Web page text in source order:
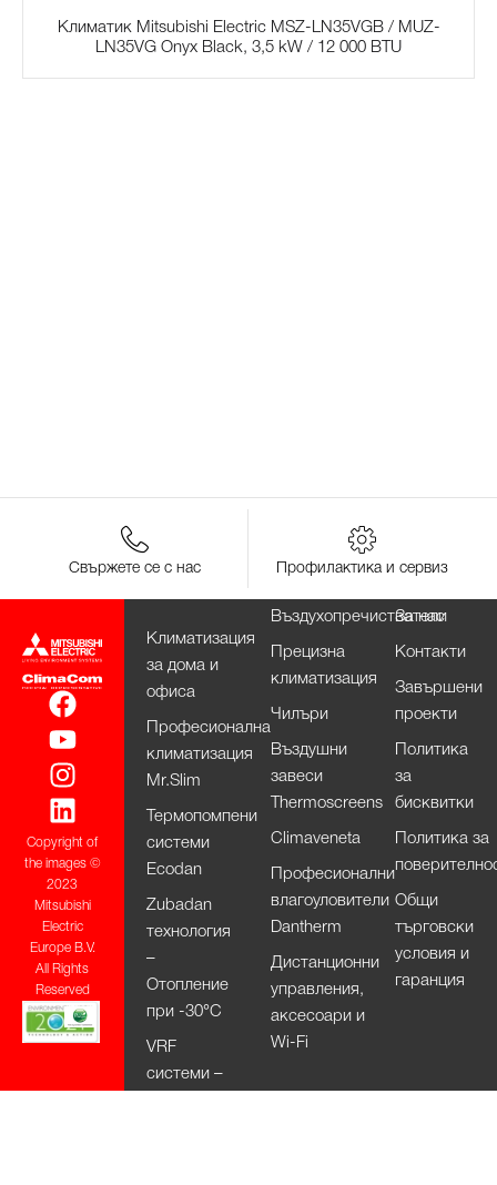
Климатик Mitsubishi Electric MSZ-LN35VGB / MUZ-
LN35VG Onyx Black, 3,5 kW / 12 000 BTU
Свържете се с нас Профилактика и сервиз
Copyright of
the images ©
2023
Mitsubishi
Electric
Europe B.V.
All Rights
Reserved
Климатизация
за дома и
офиса
Професионална
климатизация
Mr.Slim
Термопомпени
системи
Ecodan
Zubadan
технология
–
Отопление
при -30°С
VRF
системи –
Въздухопречистватели
Прецизна
климатизация
Чилъри
Въздушни
завеси
Thermoscreens
Climaveneta
Професионални
влагоуловители
Dantherm
Дистанционни
управления,
аксесоари и
Wi-Fi
За нас
Контакти
Завършени
проекти
Политика
за
бисквитки
Политика за
Общи
търговски
условия и
гаранция